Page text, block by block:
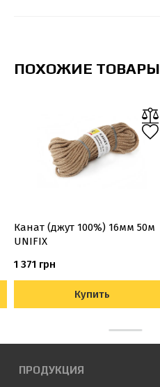
ПОХОЖИЕ ТОВАРЫ
Канат (джут 100%) 16мм 50м
UNIFIX
1 371 грн
Купить
ПРОДУКЦИЯ